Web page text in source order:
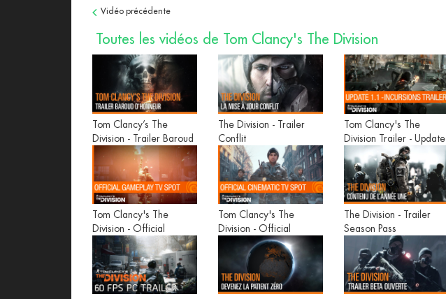
Vidéo précédente
Toutes les vidéos de Tom Clancy's The Division
Tom Clancy’s The
Division - Trailer Baroud
d'Honneur
The Division - Trailer
Conflit
Tom Clancy's The
Division Trailer - Update
1.1: Incursions [US]
Tom Clancy's The
Division - Official
Gameplay TV Spot [US]
Tom Clancy's The
Division - Official
Cinematic TV Spot [US]
The Division - Trailer
Season Pass